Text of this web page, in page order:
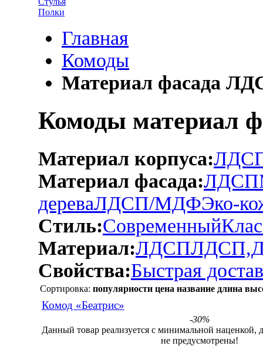
Полки
Главная
Комоды
Материал фасада
Комоды материал
Материал корпуса:
Материал фасада:ЛДСП
дереваЛДСП/МДФЭко-
Стиль:Современный
Материал:ЛДСП
Свойства:Быстрая
Сортировка: популярности цена название длина
Комод «Беатрис»
-30%
Данный товар реализуется с минимальной наценкой,
не предусмотрены!